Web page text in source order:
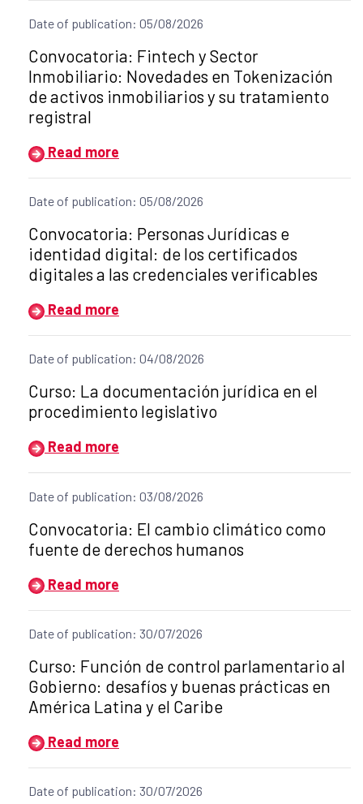
Date of publication: 05/08/2026
Title of the announcement:
Convocatoria: Fintech y Sector
Inmobiliario: Novedades en Tokenización
de activos inmobiliarios y su tratamiento
registral
Read more
Date of publication: 05/08/2026
Title of the announcement:
Convocatoria: Personas Jurídicas e
identidad digital: de los certificados
digitales a las credenciales verificables
Read more
Date of publication: 04/08/2026
Title of the announcement:
Curso: La documentación jurídica en el
procedimiento legislativo
Read more
Date of publication: 03/08/2026
Title of the announcement:
Convocatoria: El cambio climático como
fuente de derechos humanos
Read more
Date of publication: 30/07/2026
Title of the announcement:
Curso: Función de control parlamentario al
Gobierno: desafíos y buenas prácticas en
América Latina y el Caribe
Read more
Date of publication: 30/07/2026